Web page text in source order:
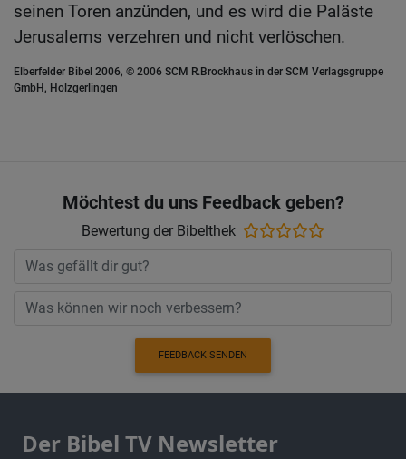
seinen Toren anzünden, und es wird die Paläste
Jerusalems verzehren und nicht verlöschen.
Elberfelder Bibel 2006, © 2006 SCM R.Brockhaus in der SCM Verlagsgruppe
GmbH, Holzgerlingen
Möchtest du uns Feedback geben?
Bewertung der Bibelthek
FEEDBACK SENDEN
Der Bibel TV Newsletter